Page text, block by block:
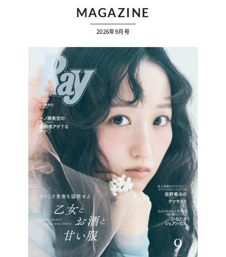
MAGAZINE
2026年9月号